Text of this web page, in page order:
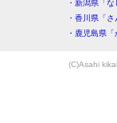
・新潟県「
・香川県「
・鹿児島県
(C)Asahi